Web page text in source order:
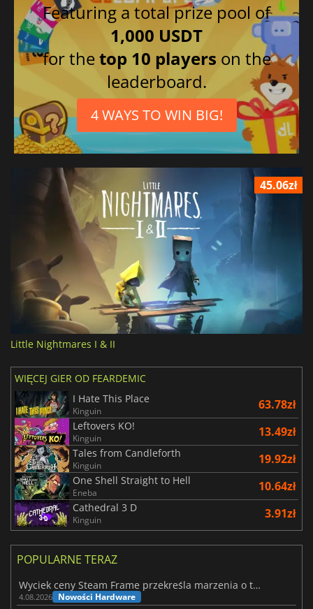
Featuring a total prize pool of
1,000 USDT
for thetop 10 players on the
leaderboard.
4 WAYS TO WIN BIG!
45.06zł
Little Nightmares I & II
WIĘCEJ GIER OD FEARDEMIC
I Hate This Place
Kinguin 63.78zł
Leftovers KO!
Kinguin 13.49zł
Tales from Candleforth
Kinguin 19.92zł
One Shell Straight to Hell
Eneba 10.64zł
Cathedral 3 D
Kinguin 3.91zł
POPULARNE TERAZ
Wyciek ceny Steam Frame przekreśla marzenia o tanim zestawie VR
4.08.2026 Nowości Hardware